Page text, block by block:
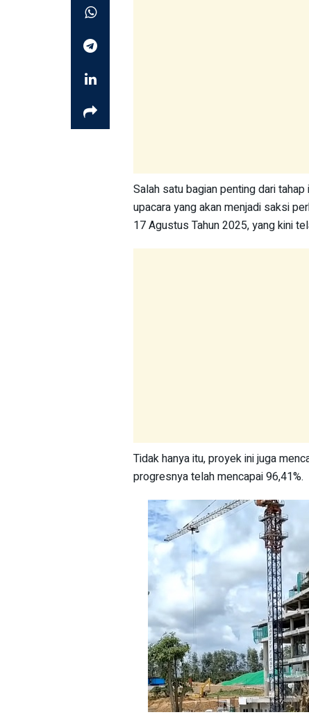
Salah satu bagian penting dari
upacara yang akan menjadi saksi
17 Agustus Tahun 2025, yang kini
Tidak hanya itu, proyek ini juga
progresnya telah mencapai 96,41%.